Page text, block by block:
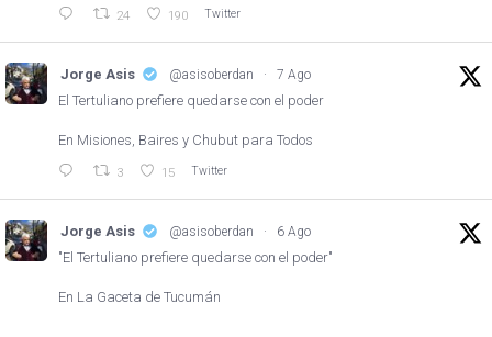
24 190 Twitter
Jorge Asis @asisoberdan · 7 Ago
El Tertuliano prefiere quedarse con el poder
En Misiones, Baires y Chubut para Todos
3 15 Twitter
Jorge Asis @asisoberdan · 6 Ago
"El Tertuliano prefiere quedarse con el poder"
En La Gaceta de Tucumán